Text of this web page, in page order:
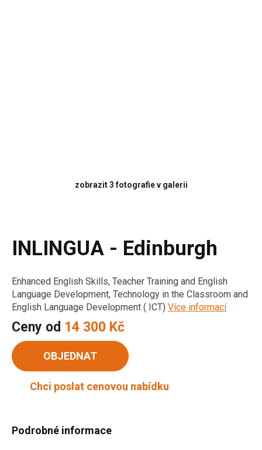
zobrazit 3 fotografie v galerii
INLINGUA - Edinburgh
Enhanced English Skills, Teacher Training and English
Language Development, Technology in the Classroom and
English Language Development ( ICT) Více informací
Ceny od 14 300 Kč
OBJEDNAT
Chci poslat cenovou nabídku
Podrobné informace